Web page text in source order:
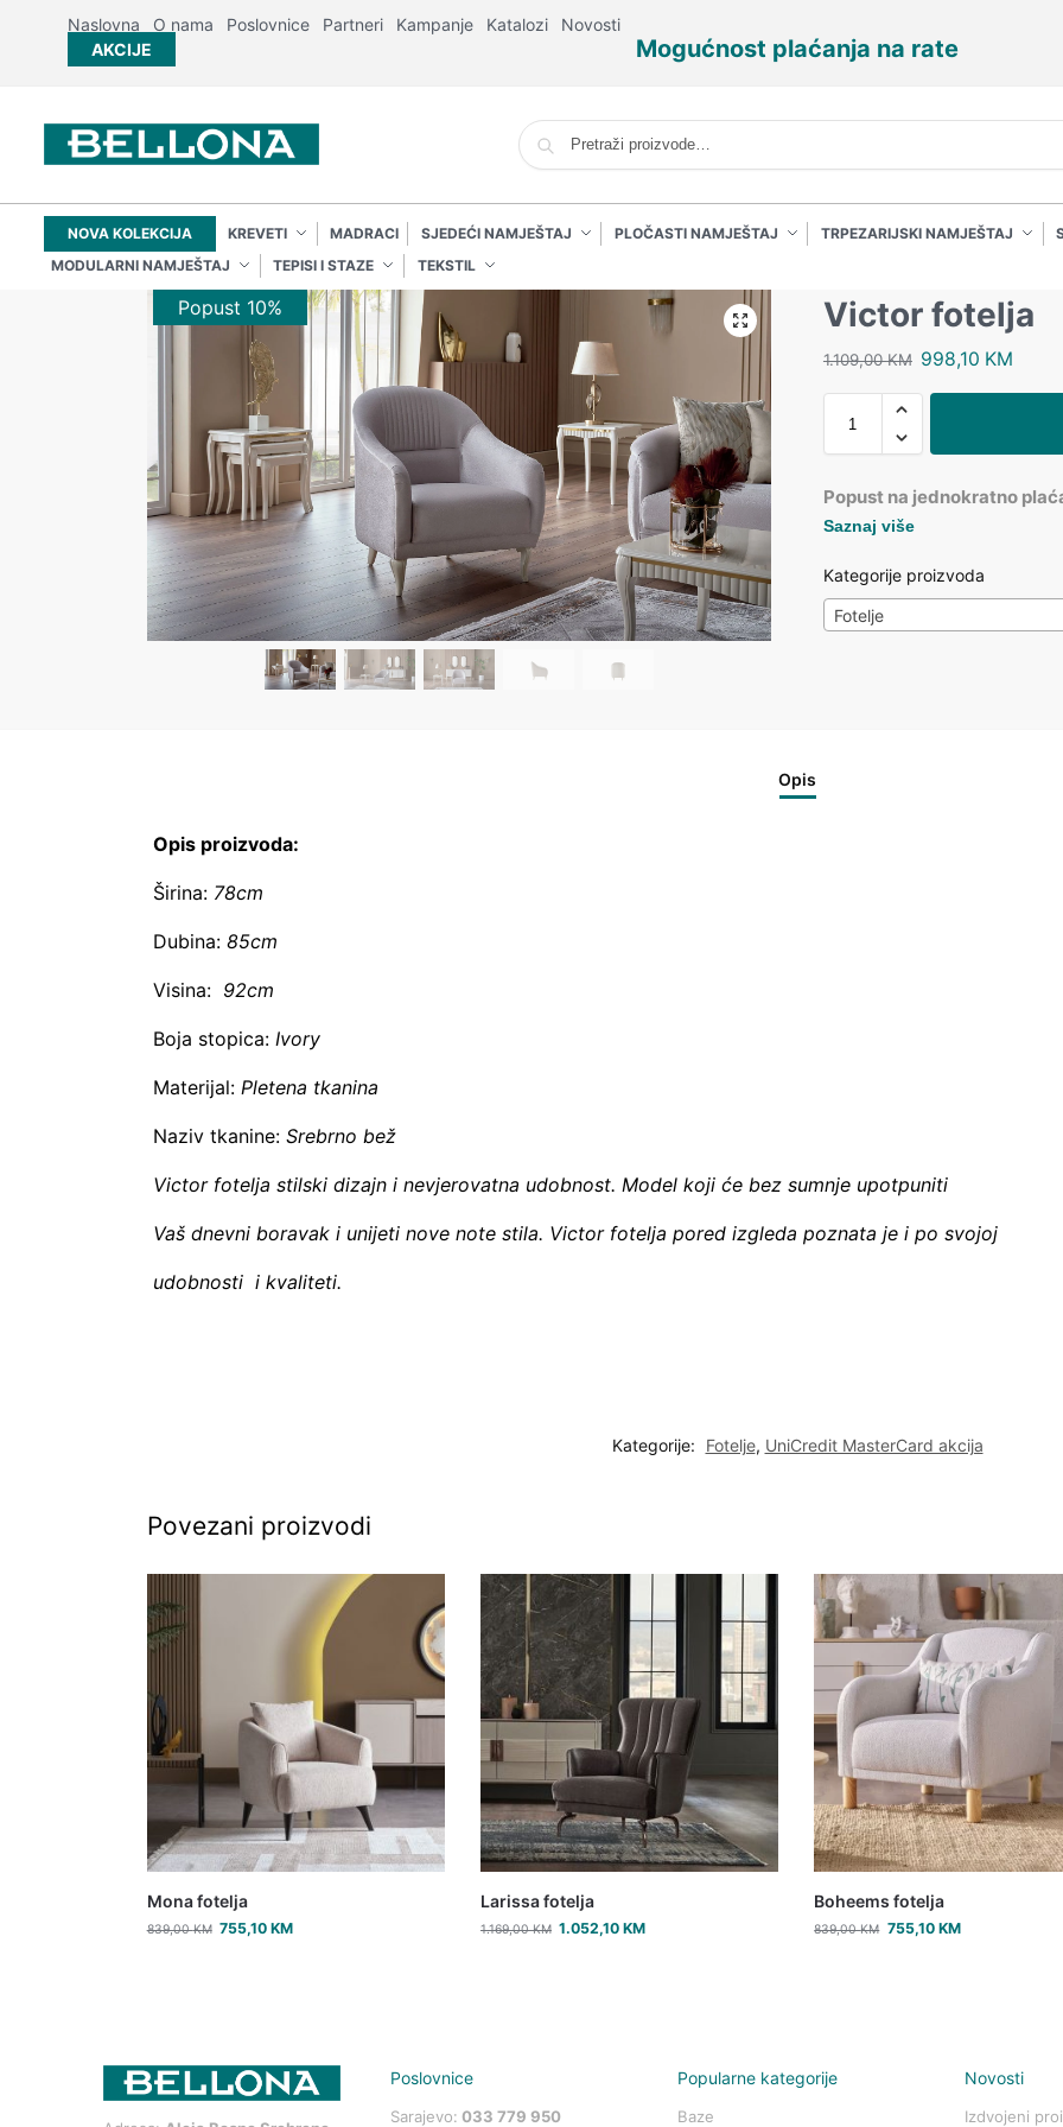
Naslovna O nama Poslovnice Partneri Kampanje Katalozi
Novosti
AKCIJE
Mogućnost plaćanja na rate
NOVA KOLEKCIJA KREVETI MADRACI SJEDEĆI NAMJEŠTAJ PLOČASTI NAMJEŠTAJ TRPEZARIJSKI NAMJEŠTAJ
MODULARNI NAMJEŠTAJ
TEPISI I STAZE TEKSTIL
Popust 10%
Popust 10% Victor fotelja
1.109,00KM 998,10 KM
Popust na jednokratno
Saznaj više
Kategorije proizvoda
Fotelje
Opis
Opis proizvoda:
Širina: 78cm
Dubina: 85cm
Visina: 92cm
Boja stopica: Ivory
Materijal: Pletena tkanina
Naziv tkanine: Srebrno bež
Victor fotelja stilski dizajn i nevjerovatna udobnost. Model koji će bez sumnje upotpuniti
Vaš dnevni boravak i unijeti nove note stila. Victor fotelja pored izgleda poznata je i po svojoj
udobnosti i kvaliteti.
Kategorije: Fotelje, UniCredit MasterCard akcija
Povezani proizvodi
Mona fotelja
839,00KM 755,10KM
Larissa fotelja
1.169,00KM 1.052,10KM
Boheems fotelja
839,00KM 755,10 KM
Poslovnice
Sarajevo: 033 779 950
Popularne kategorije
Baze
Novosti
Izdvojeni